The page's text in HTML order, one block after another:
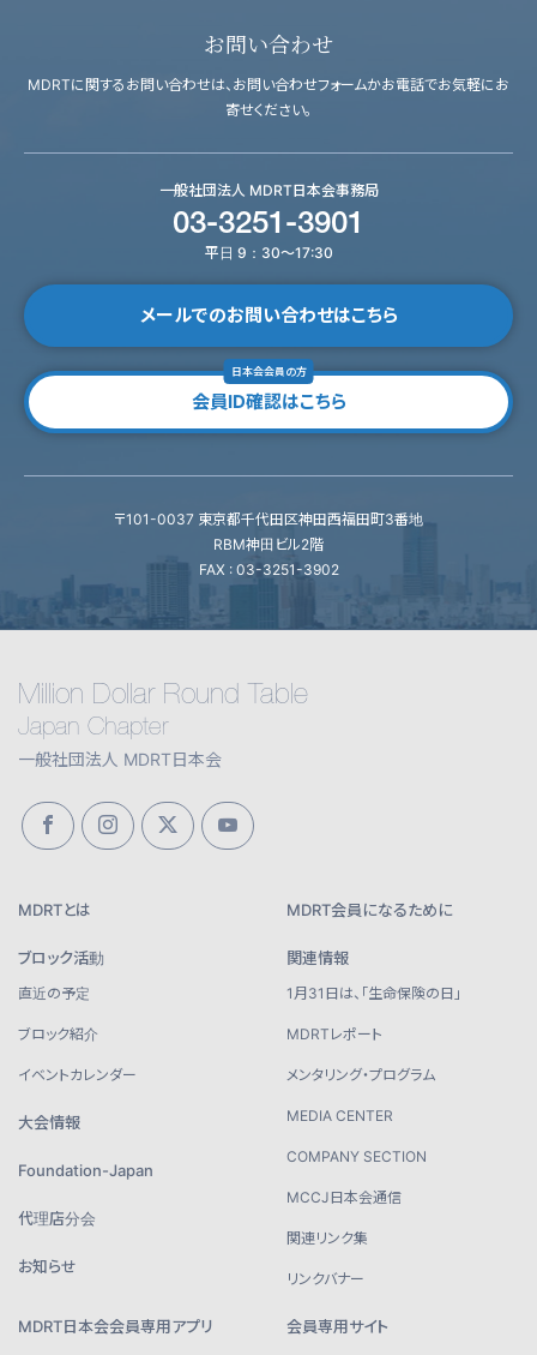
お問い合わせ
MDRTに関するお問い合わせは、お問い合わせフォームかお電話でお気軽にお
寄せください。
一般社団法人 MDRT日本会事務局
03-3251-3901
平日 9：30～17:30
メールでのお問い合わせはこちら
日本会会員の方
会員ID確認はこちら
〒101-0037 東京都千代田区神田西福田町3番地
RBM神田ビル2階
FAX : 03-3251-3902
Million Dollar Round Table
Japan Chapter
一般社団法人 MDRT日本会
MDRTとは MDRT会員になるために
ブロック活動
直近の予定
ブロック紹介
イベントカレンダー
大会情報
Foundation-Japan
代理店分会
お知らせ
関連情報
1月31日は、「生命保険の日」
MDRTレポート
メンタリング・プログラム
MEDIA CENTER
COMPANY SECTION
MCCJ日本会通信
関連リンク集
リンクバナー
MDRT日本会会員専用アプリ 会員専用サイト